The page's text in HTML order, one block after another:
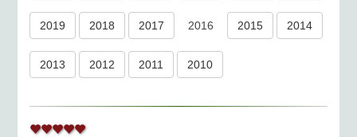
2019 2018 2017 2016 2015 2014
2013 2012 2011 2010